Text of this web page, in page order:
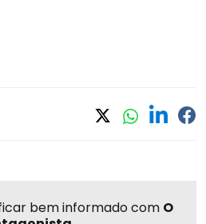
bem informado com O